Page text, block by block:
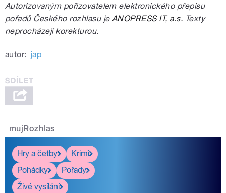
Autorizovaným pořizovatelem elektronického přepisu
pořadů Českého rozhlasu je ANOPRESS IT, a.s. Texty
neprocházejí korekturou.
autor: jap
mujRozhlas
Hry a četby
Krimi
Pohádky
Pořady
Živé vysílání